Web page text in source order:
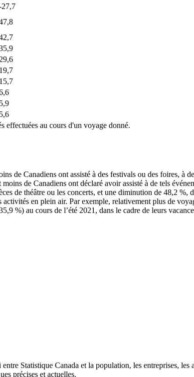
27,7
29,6
19,7
15,7
5,9
5,6
effectuées au cours d'un voyage donné.
de Canadiens ont assisté à des festivals ou des foires, à
de Canadiens ont déclaré avoir assisté à de tels
de théâtre ou les concerts, et une diminution de 48,2 %,
en plein air. Par exemple, relativement plus de
%) au cours de l’été 2021, dans le cadre de leurs
Statistique Canada et la population, les entreprises,
précises et actuelles.